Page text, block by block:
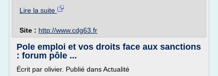
Lire la suite
Site : http://www.cdg63.fr
Pole emploi et vos droits face aux sanctions
: forum pôle ...
Écrit par olivier. Publié dans Actualité